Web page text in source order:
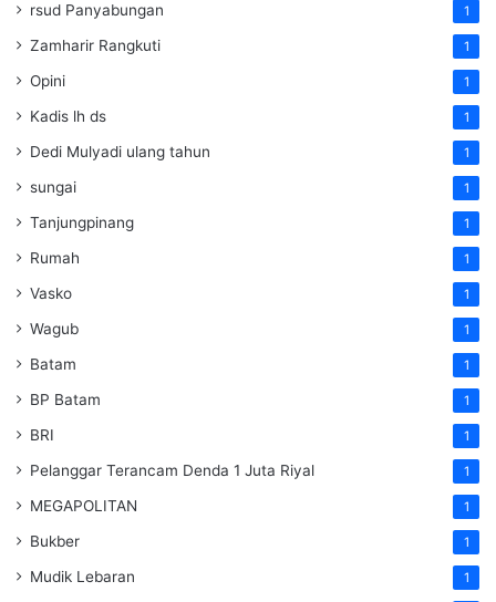
rsud Panyabungan 1
Zamharir Rangkuti 1
Opini 1
Kadis lh ds 1
Dedi Mulyadi ulang tahun 1
sungai 1
Tanjungpinang 1
Rumah 1
Vasko 1
Wagub 1
Batam 1
BP Batam 1
BRI 1
Pelanggar Terancam Denda 1 Juta Riyal 1
MEGAPOLITAN 1
Bukber 1
Mudik Lebaran 1